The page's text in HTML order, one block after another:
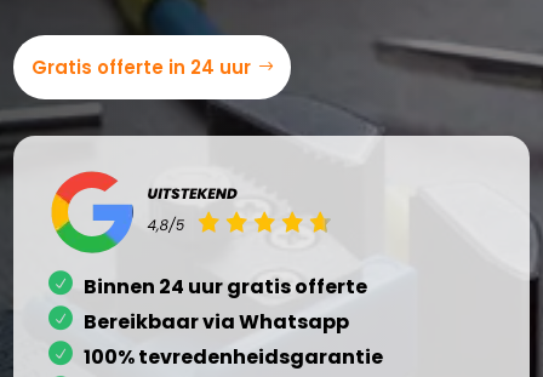
Gratis offerte in 24 uur
Binnen 24 uur gratis offerte
Bereikbaar via Whatsapp
100% tevredenheidsgarantie